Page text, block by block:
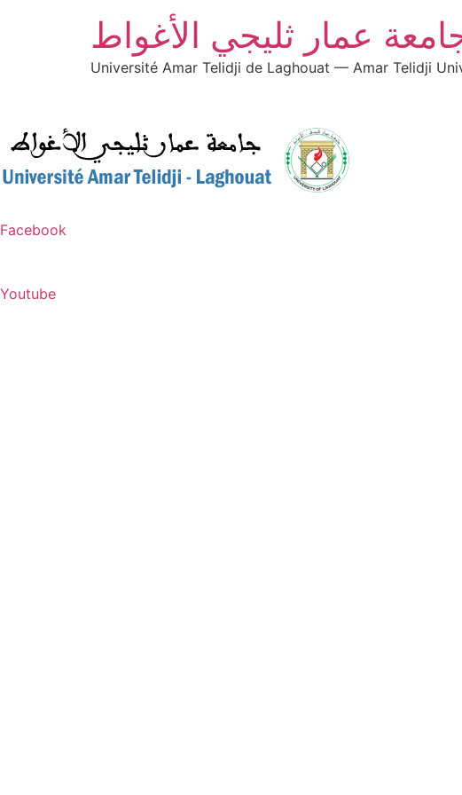
عمار ثليجي الأغواط
Université Amar Telidji de Laghouat — Amar Telidji
Facebook
Youtube